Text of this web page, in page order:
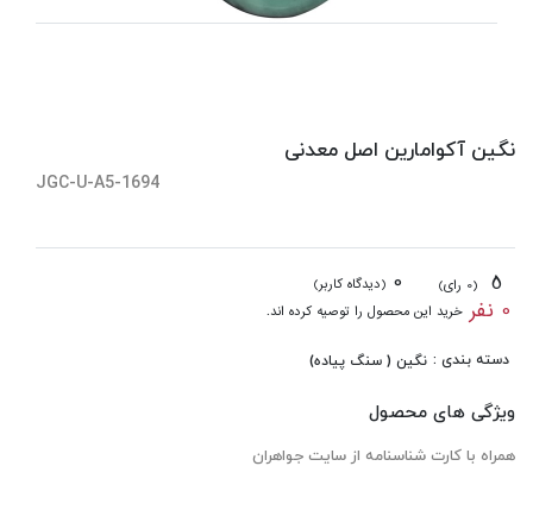
نگین آکوامارین اصل معدنی
JGC-U-A5-1694
(0 رای) 0 (دیدگاه کاربر)
0 نفر خرید این محصول را توصیه کرده اند.
دسته بندی : نگین ( سنگ پیاده)
ویژگی های محصول
همراه با کارت شناسنامه از سایت جواهران